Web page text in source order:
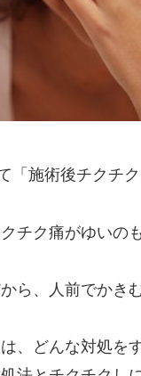
「施術後チクチ
チク痛がゆいの
ら、人前でかき
、どんな対処を